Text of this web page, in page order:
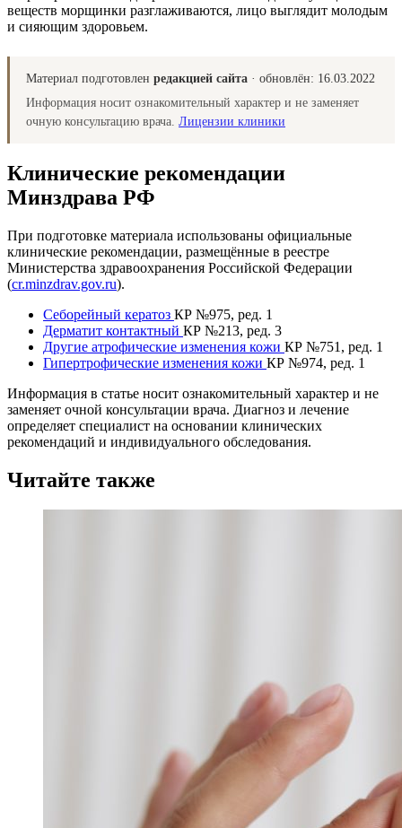
веществ морщинки разглаживаются, лицо выглядит молодым
и сияющим здоровьем.
Материал подготовлен редакцией сайта · обновлён: 16.03.2022
Информация носит ознакомительный характер и не заменяет
очную консультацию врача. Лицензии клиники
Клинические рекомендации
Минздрава РФ
При подготовке материала использованы официальные
клинические рекомендации, размещённые в реестре
Министерства здравоохранения Российской Федерации
(cr.minzdrav.gov.ru).
Себорейный кератоз КР №975, ред. 1
Дерматит контактный КР №213, ред. 3
Другие атрофические изменения кожи КР №751, ред. 1
Гипертрофические изменения кожи КР №974, ред. 1
Информация в статье носит ознакомительный характер и не
заменяет очной консультации врача. Диагноз и лечение
определяет специалист на основании клинических
рекомендаций и индивидуального обследования.
Читайте также